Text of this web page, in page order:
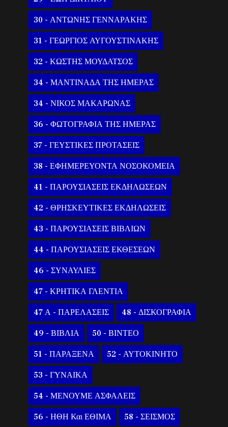
30 - ΑΝΤΩΝΗΣ ΓΕΝΝΑΡΑΚΗΣ
31 - ΓΕΩΡΓΙΟΣ ΑΥΓΟΥΣΤΙΝΑΚΗΣ
32 - ΚΩΣΤΗΣ ΜΟΥΔΑΤΣΟΣ
34 - ΜΑΝΤΙΝΑΔΑ ΤΗΣ ΗΜΕΡΑΣ
34 - ΝΙΚΟΣ ΜΑΚΑΡΩΝΑΣ
36 - ΦΩΤΟΓΡΑΦΙΑ ΤΗΣ ΗΜΕΡΑΣ
37 - ΓΕΥΣΤΙΚΕΣ ΠΡΟΤΑΣΕΙΣ
38 - ΕΦΗΜΕΡΕΥΟΝΤΑ ΝΟΣΟΚΟΜΕΙΑ
41 - ΠΑΡΟΥΣΙΑΣΕΙΣ ΕΚΔΗΛΩΣΕΩΝ
42 - ΘΡΗΣΚΕΥΤΙΚΕΣ ΕΚΔΗΛΩΣΕΙΣ
43 - ΠΑΡΟΥΣΙΑΣΕΙΣ ΒΙΒΛΙΩΝ
44 - ΠΑΡΟΥΣΙΑΣΕΙΣ ΕΚΘΕΣΕΩΝ
46 - ΣΥΝΑΥΛΙΕΣ
47 - ΚΡΗΤΙΚΑ ΓΛΕΝΤΙΑ
47 Α - ΠΑΡΕΛΑΣΕΙΣ 48 - ΔΙΣΚΟΓΡΑΦΙΑ
49 - ΒΙΒΛΙΑ 50 - ΒΙΝΤΕΟ
51 - ΠΑΡΑΞΕΝΑ 52 - ΑΥΤΟΚΙΝΗΤΟ
53 - ΓΥΝΑΙΚΑ
54 - ΜΕΝΟΥΜΕ ΑΣΦΑΛΕΙΣ
56 - ΗΘΗ Και ΕΘΙΜΑ 58 - ΣΕΙΣΜΟΣ